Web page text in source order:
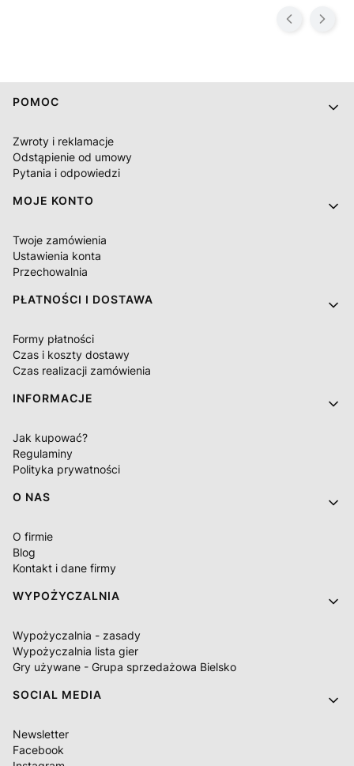
Linki w stopce
POMOC
Zwroty i reklamacje
Odstąpienie od umowy
Pytania i odpowiedzi
MOJE KONTO
Twoje zamówienia
Ustawienia konta
Przechowalnia
PŁATNOŚCI I DOSTAWA
Formy płatności
Czas i koszty dostawy
Czas realizacji zamówienia
INFORMACJE
Jak kupować?
Regulaminy
Polityka prywatności
O NAS
O firmie
Blog
Kontakt i dane firmy
WYPOŻYCZALNIA
Wypożyczalnia - zasady
Wypożyczalnia lista gier
Gry używane - Grupa sprzedażowa Bielsko
SOCIAL MEDIA
Newsletter
Facebook